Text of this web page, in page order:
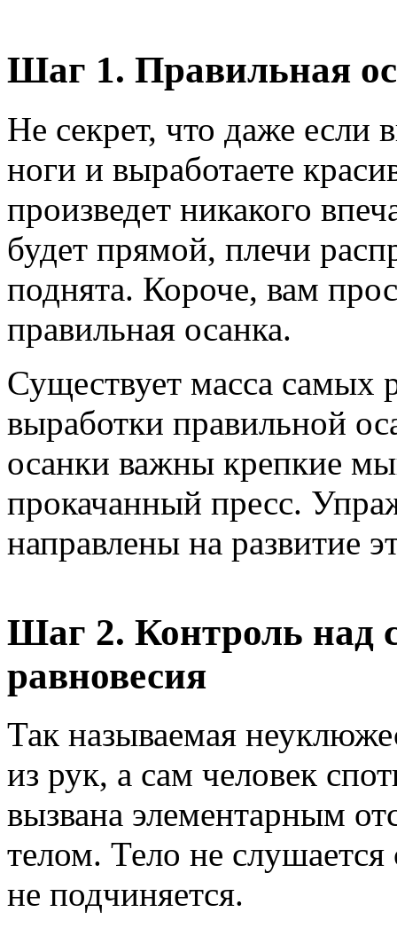
Шаг 1. Правильная
Не секрет, что даже если
ноги и выработаете
произведет никакого
будет прямой, плечи
поднята. Короче, вам
правильная осанка.
Существует масса самых
выработки правильной
осанки важны крепкие
прокачанный пресс.
направлены на развитие
Шаг 2. Контроль над
равновесия
Так называемая
из рук, а сам человек
вызвана элементарным
телом. Тело не
не подчиняется.